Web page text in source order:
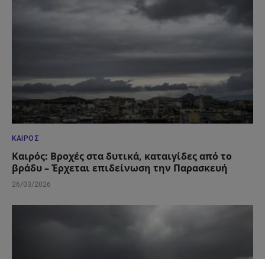
ΚΑΙΡΌΣ
Καιρός: Βροχές στα δυτικά, καταιγίδες από το
βράδυ – Έρχεται επιδείνωση την Παρασκευή
26/03/2026